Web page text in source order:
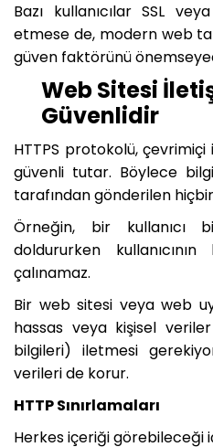
Bazı kullanıcılar SSL
etmese de, modern web
güven faktörünü
Web Sitesi
Güvenlidir
HTTPS protokolü,
güvenli tutar. Böylece
tarafından gönderilen
Örneğin, bir kullanıcı
doldururken
çalınamaz.
Bir web sitesi veya web
hassas veya kişisel
bilgileri) iletmesi
verileri de korur.
HTTP Sınırlamaları
Herkes içeriği görebileceği